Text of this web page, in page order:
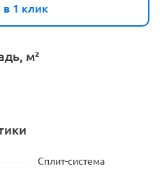
в 1 клик
м²
Сплит-система